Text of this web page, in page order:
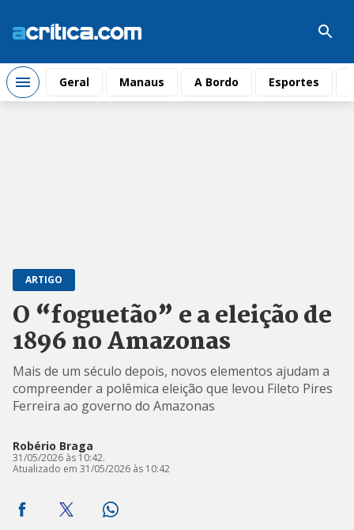
Geral Manaus A Bordo Esportes
ARTIGO
O “foguetão” e a eleição de
1896 no Amazonas
Mais de um século depois, novos elementos ajudam a
compreender a polêmica eleição que levou Fileto Pires
Ferreira ao governo do Amazonas
Robério Braga
31/05/2026 às 10:42.
Atualizado em 31/05/2026 às 10:42